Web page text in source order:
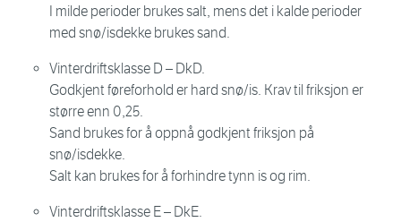
I milde perioder brukes salt, mens det i kalde perioder
med snø/isdekke brukes sand.
Vinterdriftsklasse D – DkD.
Godkjent føreforhold er hard snø/is. Krav til friksjon er
større enn 0,25.
Sand brukes for å oppnå godkjent friksjon på
snø/isdekke.
Salt kan brukes for å forhindre tynn is og rim.
Vinterdriftsklasse E – DkE.